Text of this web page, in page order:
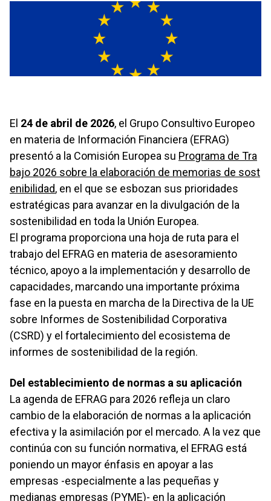
El 24 de abril de 2026, el Grupo Consultivo Europeo
en materia de Información Financiera (EFRAG)
presentó a la Comisión Europea su Programa de Tra
bajo 2026 sobre la elaboración de memorias de sost
enibilidad, en el que se esbozan sus prioridades
estratégicas para avanzar en la divulgación de la
sostenibilidad en toda la Unión Europea.
El programa proporciona una hoja de ruta para el
trabajo del EFRAG en materia de asesoramiento
técnico, apoyo a la implementación y desarrollo de
capacidades, marcando una importante próxima
fase en la puesta en marcha de la Directiva de la UE
sobre Informes de Sostenibilidad Corporativa
(CSRD) y el fortalecimiento del ecosistema de
informes de sostenibilidad de la región.
Del establecimiento de normas a su aplicación
La agenda de EFRAG para 2026 refleja un claro
cambio de la elaboración de normas a la aplicación
efectiva y la asimilación por el mercado. A la vez que
continúa con su función normativa, el EFRAG está
poniendo un mayor énfasis en apoyar a las
empresas -especialmente a las pequeñas y
medianas empresas (PYME)- en la aplicación